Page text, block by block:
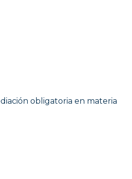
obligatoria en materia